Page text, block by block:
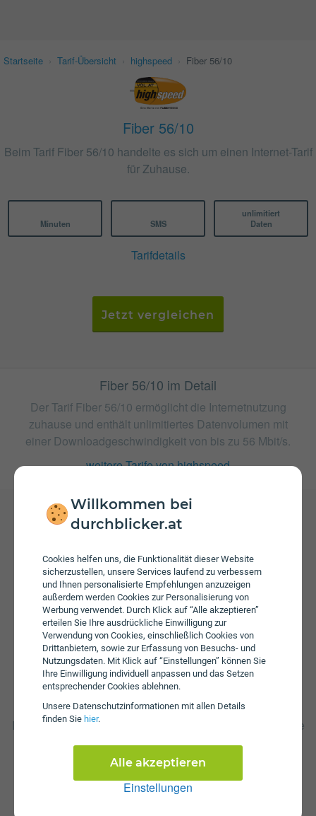
Willkommen bei
durchblicker.at
Cookies helfen uns, die Funktionalität dieser Website
sicherzustellen, unsere Services laufend zu verbessern
und Ihnen personalisierte Empfehlungen anzuzeigen
außerdem werden Cookies zur Personalisierung von
Werbung verwendet. Durch Klick auf “Alle akzeptieren”
erteilen Sie Ihre ausdrückliche Einwilligung zur
Verwendung von Cookies, einschließlich Cookies von
Drittanbietern, sowie zur Erfassung von Besuchs- und
Nutzungsdaten. Mit Klick auf “Einstellungen” können Sie
Ihre Einwilligung individuell anpassen und das Setzen
entsprechender Cookies ablehnen.
Unsere Daten­schutz­informationen mit allen Details
finden Sie hier.
Einstellungen
Alle akzeptieren
Startseite Tarif-Übersicht highspeed Fiber 56/10
Fiber 56/10
Beim Tarif Fiber 56/10 handelte es sich um einen Internet-Tarif
für Zuhause.
Minuten SMS
unlimitiert
Daten
Tarifdetails
Jetzt vergleichen
Fiber 56/10 im Detail
Der Tarif Fiber 56/10 ermöglicht die Internetnutzung
zuhause und enthält unlimitiertes Datenvolumen mit
einer Downloadgeschwindigkeit von bis zu 56 Mbit/s.
weitere Tarife von highspeed
Beim Tarif Fiber 56/10 fallen monatliche Gebühren von €
28,90 an. Die jährliche Servicepauschale beträgt € 34,90.
Weiters fallen einmalige Gebühren von bis zu € 79,00 an.
Fristen
Die Vertragslaufzeit bei Fiber 56/10 beträgt 24 Monate. Die